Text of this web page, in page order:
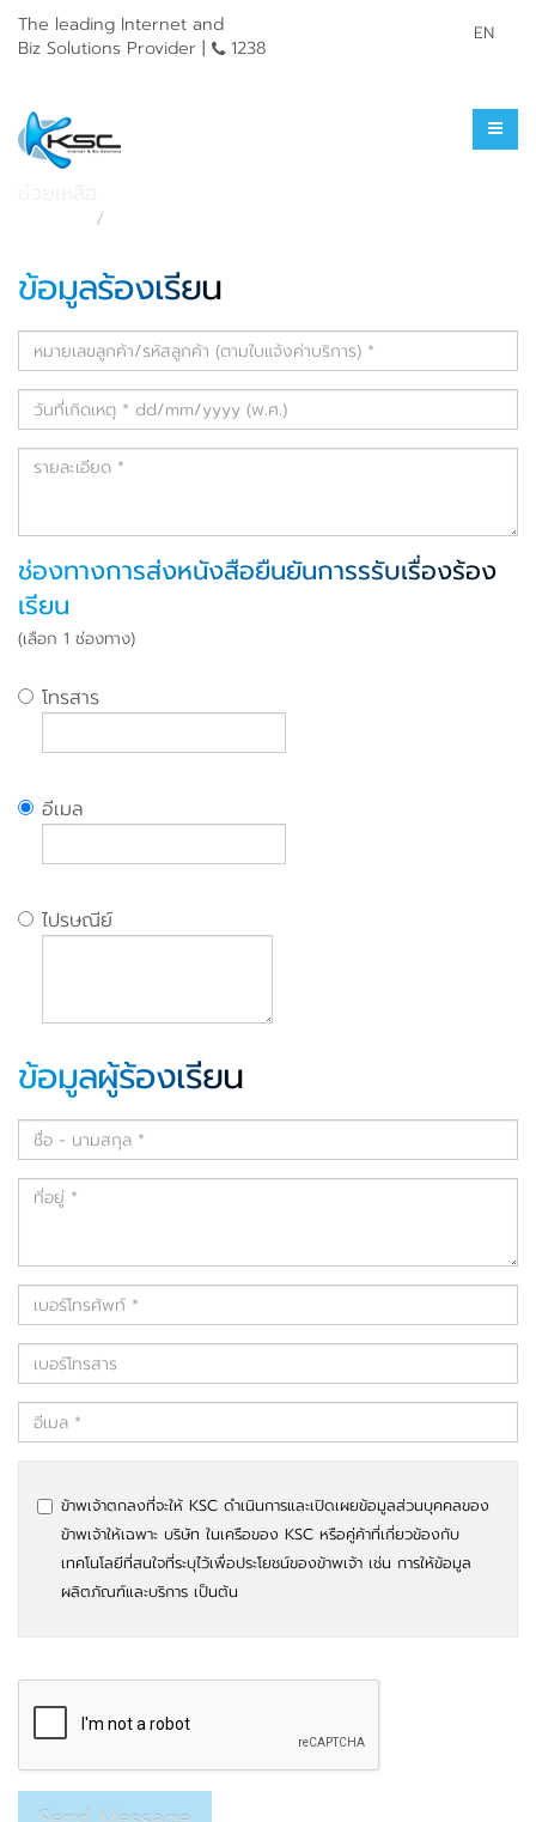
The leading Internet and
Biz Solutions Provider |
1238
EN
ร้องเรียนการใช้บริการ
ข้อมูลร้องเรียน
ช่องทางการส่งหนังสือยืนยันการรรับเรื่องร้อง
เรียน
(เลือก 1 ช่องทาง)
โทรสาร
อีเมล
ไปรษณีย์
ข้อมูลผู้ร้องเรียน
ข้าพเจ้าตกลงที่จะให้ KSC ดำเนินการและเปิดเผยข้อมูลส่วนบุคคลของ
ข้าพเจ้าให้เฉพาะ บริษัท ในเครือของ KSC หรือคู่ค้าที่เกี่ยวข้องกับ
เทคโนโลยีที่สนใจที่ระบุไว้เพื่อประโยชน์ของข้าพเจ้า เช่น การให้ข้อมูล
ผลิตภัณฑ์และบริการ เป็นต้น